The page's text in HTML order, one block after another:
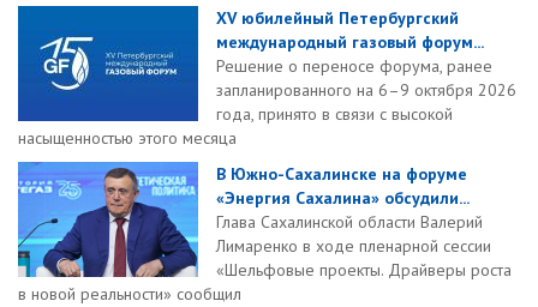
XV юбилейный Петербургский
международный газовый форум...
Решение о переносе форума, ранее
запланированного на 6–9 октября 2026
года, принято в связи с высокой
насыщенностью этого месяца
В Южно-Сахалинске на форуме
«Энергия Сахалина» обсудили...
Глава Сахалинской области Валерий
Лимаренко в ходе пленарной сессии
«Шельфовые проекты. Драйверы роста
в новой реальности» сообщил